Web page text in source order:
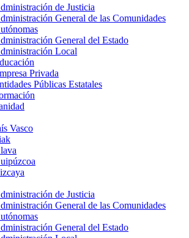
de Justicia
General de las Comunidades
General del Estado
Local
Privada
Públicas Estatales
Vasco
de Justicia
General de las Comunidades
General del Estado